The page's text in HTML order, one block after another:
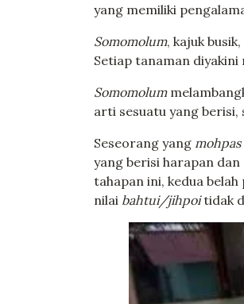
yang memiliki
Somomolum, kajuk
Setiap tanaman
Somomolum
arti sesuatu yang
Seseorang yang mohpas
yang berisi harapan
tahapan ini, kedua
nilai bahtui/jihpoitidak